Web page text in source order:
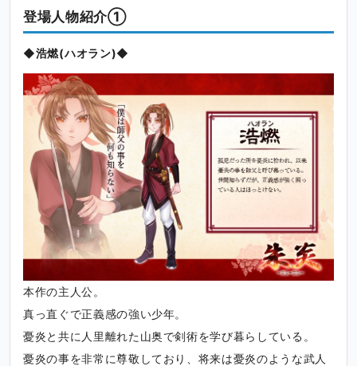
登場人物紹介①
◆浩燃(ハオラン)◆
本作の主人公。
真っ直ぐで正義感の強い少年。
憂炎と共に人里離れた山奥で剣術を学び暮らしている。
憂炎の事を非常に尊敬しており、将来は憂炎のような武人